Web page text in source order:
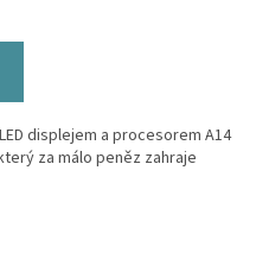
displejem a procesorem A14
za málo peněz zahraje